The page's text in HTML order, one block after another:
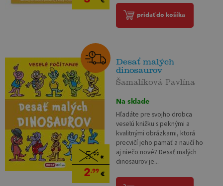
pridať do košíka
5,99 €
2,99 €
Desať malých
dinosaurov
Šamalíková Pavlína
Na sklade
Hľadáte pre svojho drobca
veselú knižku s peknými a
kvalitnými obrázkami, ktorá
precvičí jeho pamäť a naučí ho
aj niečo nové? Desať malých
dinosaurov je...